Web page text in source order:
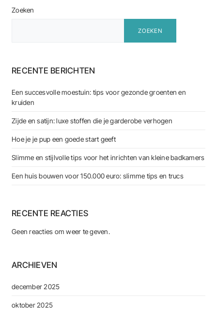
Zoeken
ZOEKEN
RECENTE BERICHTEN
Een succesvolle moestuin: tips voor gezonde groenten en
kruiden
Zijde en satijn: luxe stoffen die je garderobe verhogen
Hoe je je pup een goede start geeft
Slimme en stijlvolle tips voor het inrichten van kleine badkamers
Een huis bouwen voor 150.000 euro: slimme tips en trucs
RECENTE REACTIES
Geen reacties om weer te geven.
ARCHIEVEN
december 2025
oktober 2025